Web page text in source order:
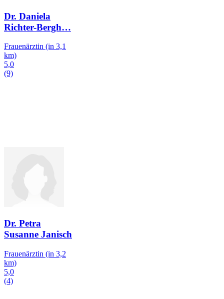
Dr. Daniela
Richter-Bergh…
Frauenärztin (in 3,1
km)
5,0
(9)
Dr. Petra
Susanne Janisch
Frauenärztin (in 3,2
km)
5,0
(4)